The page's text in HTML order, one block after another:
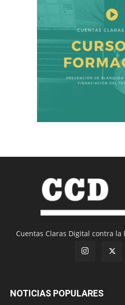
Cuentas Claras Digital contra
NOTICIAS POPULARES